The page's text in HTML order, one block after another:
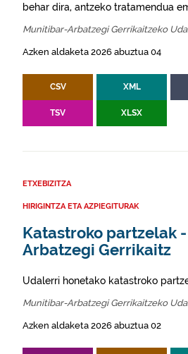
behar dira, antzeko tratamendua
Munitibar-Arbatzegi Gerrikaitzeko
Azken aldaketa 2026 abuztua 04
CSV XML
TSV XLSX
ETXEBIZITZA
HIRIGINTZA ETA AZPIEGITURAK
Katastroko partzelak
Arbatzegi Gerrikaitz
Udalerri honetako katastroko
Munitibar-Arbatzegi Gerrikaitzeko
Azken aldaketa 2026 abuztua 02